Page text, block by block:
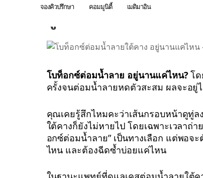
จองคิวปรึกษา คอมมูนิตี้ เมดิมาอิน
ดูแลต่อมน้ำลายใต้คาง
โบท็อกซ์ต่อมน้ำลาย อยู่นานแค่ไหน? โ
ครั้งจนต่อมน้ำลายหดตัวสะสม ผลจะอยู่
คุณเคยรู้สึกไหมคะว่าเส้นกรอบหน้าดูทู่
ใต้คางก็ยังไม่หายไป โดยเฉพาะเวลาถ่
อกซ์ต่อมน้ำลาย” เป็นทางเลือก แต่พอ
ไหน และต้องฉีดซ้ำบ่อยแค่ไหน